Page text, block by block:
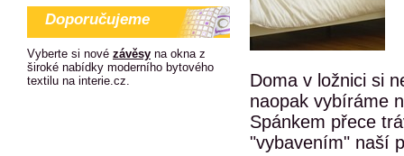
Doporučujeme
Vyberte si nové závěsy na okna z
široké nabídky moderního bytového
textilu na interie.cz.
Doma v ložnici si
naopak vybíráme
Spánkem přece
"vybavením" naší